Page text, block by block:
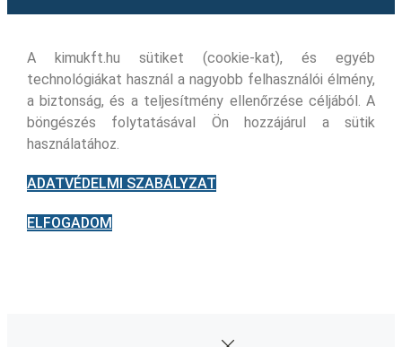
A kimukft.hu sütiket (cookie-kat), és egyéb
technológiákat használ a nagyobb felhasználói élmény,
a biztonság, és a teljesítmény ellenőrzése céljából. A
böngészés folytatásával Ön hozzájárul a sütik
használatához.
ADATVÉDELMI SZABÁLYZAT
ELFOGADOM